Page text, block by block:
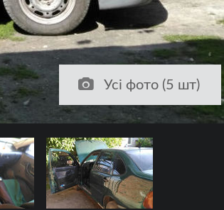
Усі фото (5 шт)